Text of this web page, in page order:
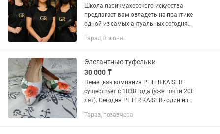
Школа парикмахерского искусства
предлагает вам овладеть на практике
одной из самых актуальных сегодня
парикмахерского искусства
возможность –...
Тараз, 3 июня
Элегантные туфельки
30 000 ₸
Немецкая компания PETER KAISER
существует с 1838 года (уже почти 200
лет). Сегодня PETER KAISER - один из
Европе. Преимущества обуви PETER
Тараз, позавчера